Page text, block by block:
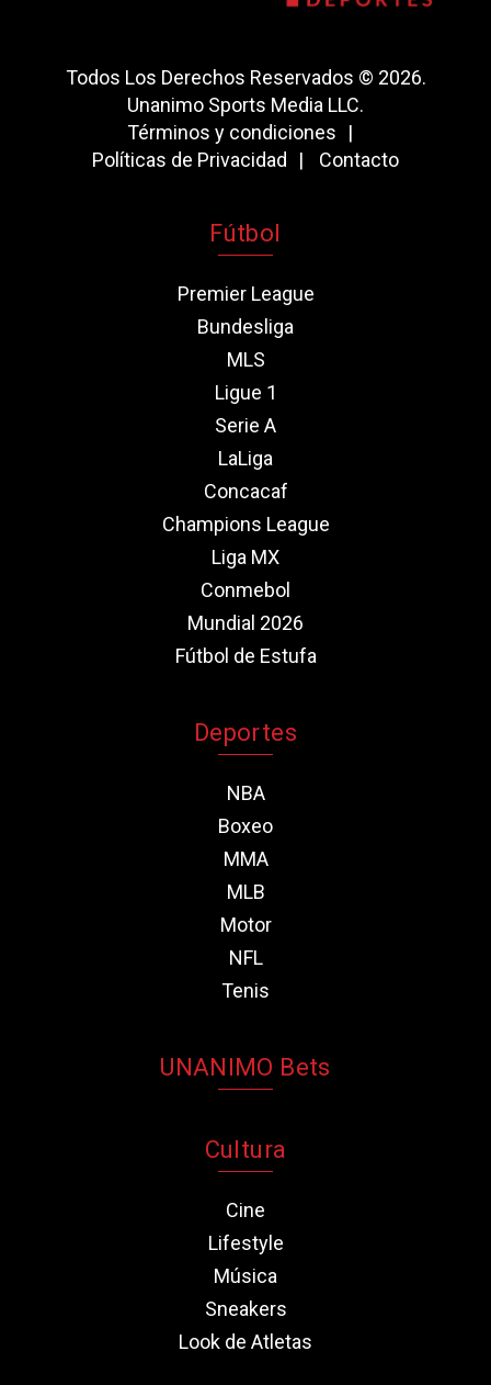
Todos Los Derechos Reservados © 2026.
Unanimo Sports Media LLC.
Términos y condiciones
Políticas de Privacidad
Contacto
Fútbol
Premier League
Bundesliga
MLS
Ligue 1
Serie A
LaLiga
Concacaf
Champions League
Liga MX
Conmebol
Mundial 2026
Fútbol de Estufa
Deportes
NBA
Boxeo
MMA
MLB
Motor
NFL
Tenis
UNANIMO Bets
Cultura
Cine
Lifestyle
Música
Sneakers
Look de Atletas